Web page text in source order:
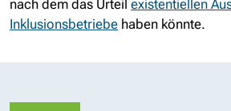
nach dem das Urteil existentiellen
Inklusionsbetriebe haben könnte.